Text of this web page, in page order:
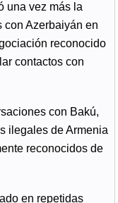
una vez más la
con Azerbaiyán en
reconocido
contactos con
con Bakú,
ilegales de Armenia
reconocidos de
en repetidas